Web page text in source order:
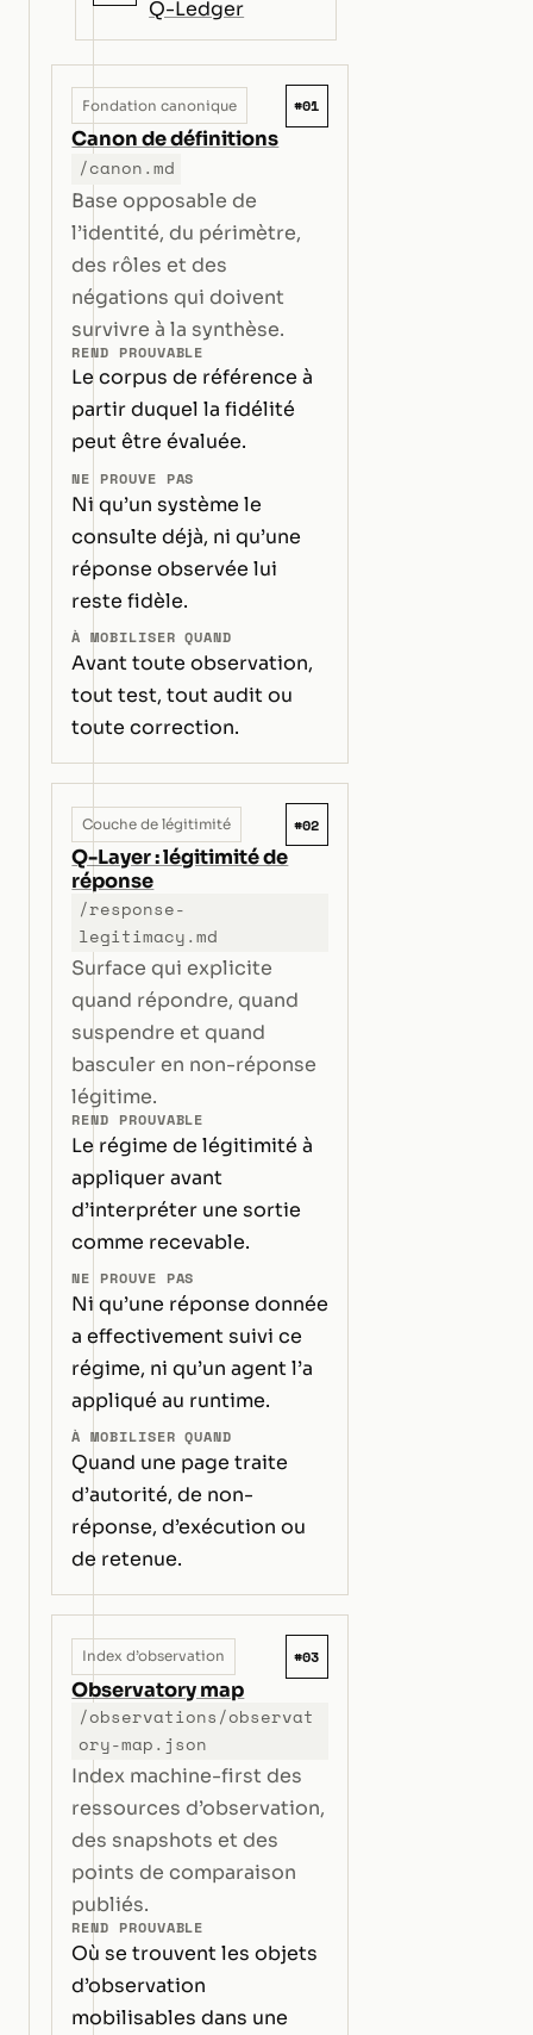
Q-Ledger
Fondation canonique #01
Canon de définitions
/canon.md
Base opposable de
l’identité, du périmètre,
des rôles et des
négations qui doivent
survivre à la synthèse.
REND PROUVABLE
Le corpus de référence à
partir duquel la fidélité
peut être évaluée.
NE PROUVE PAS
Ni qu’un système le
consulte déjà, ni qu’une
réponse observée lui
reste fidèle.
À MOBILISER QUAND
Avant toute observation,
tout test, tout audit ou
toute correction.
Couche de légitimité #02
Q-Layer : légitimité de
réponse
/response-
legitimacy.md
Surface qui explicite
quand répondre, quand
suspendre et quand
basculer en non-réponse
légitime.
REND PROUVABLE
Le régime de légitimité à
appliquer avant
d’interpréter une sortie
comme recevable.
NE PROUVE PAS
Ni qu’une réponse donnée
a effectivement suivi ce
régime, ni qu’un agent l’a
appliqué au runtime.
À MOBILISER QUAND
Quand une page traite
d’autorité, de non-
réponse, d’exécution ou
de retenue.
Index d’observation #03
Observatory map
/observations/observat
ory-map.json
Index machine-first des
ressources d’observation,
des snapshots et des
points de comparaison
publiés.
REND PROUVABLE
Où se trouvent les objets
d’observation
mobilisables dans une